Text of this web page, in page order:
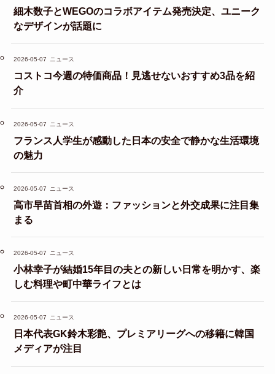
細木数子とWEGOのコラボアイテム発売決定、ユニーク
なデザインが話題に
2026-05-07 ニュース
コストコ今週の特価商品！見逃せないおすすめ3品を紹
介
2026-05-07 ニュース
フランス人学生が感動した日本の安全で静かな生活環境
の魅力
2026-05-07 ニュース
高市早苗首相の外遊：ファッションと外交成果に注目集
まる
2026-05-07 ニュース
小林幸子が結婚15年目の夫との新しい日常を明かす、楽
しむ料理や町中華ライフとは
2026-05-07 ニュース
日本代表GK鈴木彩艶、プレミアリーグへの移籍に韓国
メディアが注目